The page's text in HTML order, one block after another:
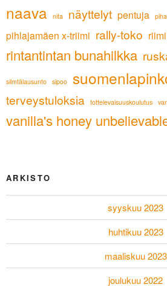
naava nita näyttelyt pentuja
pihlajamäen x-triimi rally-toko riimi
rintantintan bunahilkka
silmtälausunto sipoo
terveystuloksia tottelevaisuuskoulutus
vanilla's honey
ARKISTO
syyskuu 2023
huhtikuu 2023
maaliskuu 2023
joulukuu 2022